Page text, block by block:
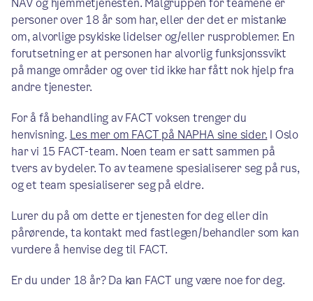
personer over 18 år som har, eller der det er mistanke
om, alvorlige psykiske lidelser og/eller rusproblemer. En
forutsetning er at personen har alvorlig funksjonssvikt
på mange områder og over tid ikke har fått nok hjelp fra
andre tjenester.
For å få behandling av FACT voksen trenger du
henvisning. Les mer om FACT på NAPHA sine sider. I Oslo
har vi 15 FACT-team. Noen team er satt sammen på
tvers av bydeler. To av teamene spesialiserer seg på rus,
og et team spesialiserer seg på eldre.
Lurer du på om dette er tjenesten for deg eller din
pårørende, ta kontakt med fastlegen/behandler som kan
vurdere å henvise deg til FACT.
Er du under 18 år? Da kan FACT ung være noe for deg.